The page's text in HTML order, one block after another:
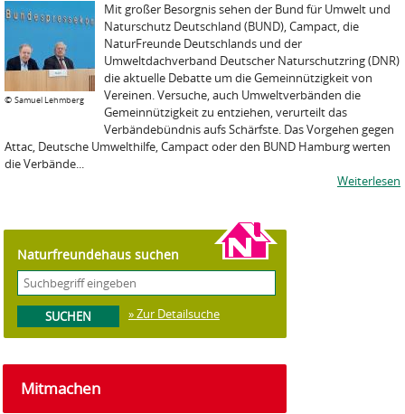
© Samuel Lehmberg
Mit großer Besorgnis sehen der Bund für Umwelt und
Naturschutz Deutschland (BUND), Campact, die
NaturFreunde Deutschlands und der
Umweltdachverband Deutscher Naturschutzring (DNR)
die aktuelle Debatte um die Gemeinnützigkeit von
Vereinen. Versuche, auch Umweltverbänden die
Gemeinnützigkeit zu entziehen, verurteilt das
Verbändebündnis aufs Schärfste. Das Vorgehen gegen
Attac, Deutsche Umwelthilfe, Campact oder den BUND Hamburg werten
die Verbände...
Weiterlesen
Naturfreundehaus suchen
» Zur Detailsuche
Mitmachen